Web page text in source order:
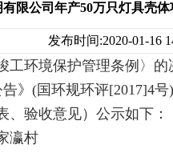
限公司年产50万只灯具壳
发布时间:2020-01-16
工环境保护管理条例〉
》(国环规环评[2017]4
、验收意见）公示如下：
瀛村